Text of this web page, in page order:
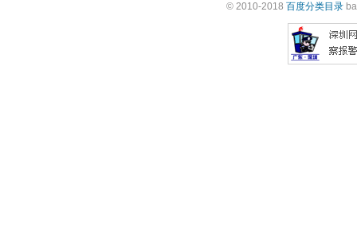
© 2010-2018 百度分类目录